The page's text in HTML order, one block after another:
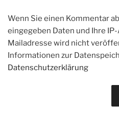
Wenn Sie einen Kommentar
eingegeben Daten und Ihre
Mailadresse wird nicht
Informationen zur
Datenschutzerklärung